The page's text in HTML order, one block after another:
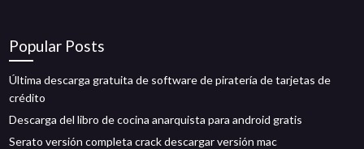
Popular Posts
Última descarga gratuita de software de piratería de tarjetas de
crédito
Descarga del libro de cocina anarquista para android gratis
Serato versión completa crack descargar versión mac